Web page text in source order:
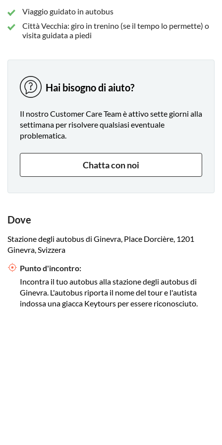
Viaggio guidato in autobus
Città Vecchia: giro in trenino (se il tempo lo permette) o
visita guidata a piedi
Hai bisogno di aiuto?
Il nostro Customer Care Team è attivo sette giorni alla
settimana per risolvere qualsiasi eventuale
problematica.
Chatta con noi
Dove
Stazione degli autobus di Ginevra, Place Dorcière, 1201
Ginevra, Svizzera
Punto d'incontro:
Incontra il tuo autobus alla stazione degli autobus di
Ginevra. L'autobus riporta il nome del tour e l'autista
indossa una giacca Keytours per essere riconosciuto.